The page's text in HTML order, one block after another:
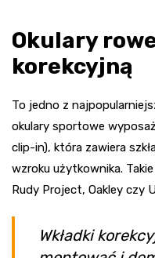
Okulary
korekcyjną
To jedno z
okulary sportowe
clip-in), która zawiera
wzroku użytkownika.
Rudy Project, Oakley czy
Wkładki